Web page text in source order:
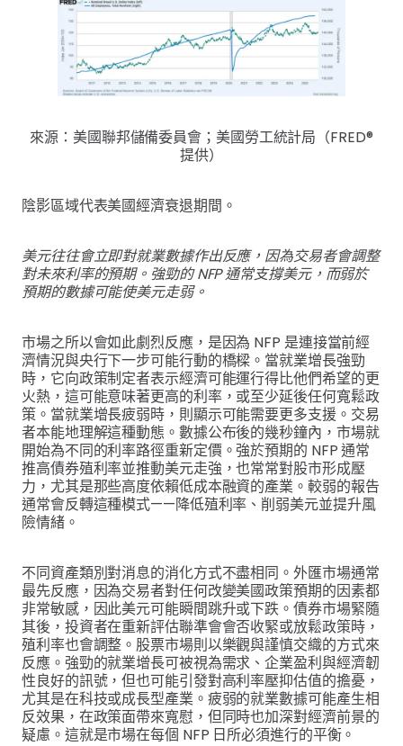
來源：美國聯邦儲備委員會；美國勞工統計局（FRED®
提供）
陰影區域代表美國經濟衰退期間。
美元往往會立即對就業數據作出反應，因為交易者會調整
對未來利率的預期。強勁的 NFP 通常支撐美元，而弱於
預期的數據可能使美元走弱。
市場之所以會如此劇烈反應，是因為 NFP 是連接當前經
濟情況與央行下一步可能行動的橋樑。當就業增長強勁
時，它向政策制定者表示經濟可能運行得比他們希望的更
火熱，這可能意味著更高的利率，或至少延後任何寬鬆政
策。當就業增長疲弱時，則顯示可能需要更多支援。交易
者本能地理解這種動態。數據公布後的幾秒鐘內，市場就
開始為不同的利率路徑重新定價。強於預期的 NFP 通常
推高債券殖利率並推動美元走強，也常常對股市形成壓
力，尤其是那些高度依賴低成本融資的產業。較弱的報告
通常會反轉這種模式——降低殖利率、削弱美元並提升風
險情緒。
不同資產類別對消息的消化方式不盡相同。外匯市場通常
最先反應，因為交易者對任何改變美國政策預期的因素都
非常敏感，因此美元可能瞬間跳升或下跌。債券市場緊隨
其後，投資者在重新評估聯準會會否收緊或放鬆政策時，
殖利率也會調整。股票市場則以樂觀與謹慎交織的方式來
反應。強勁的就業增長可被視為需求、企業盈利與經濟韌
性良好的訊號，但也可能引發對高利率壓抑估值的擔憂，
尤其是在科技或成長型產業。疲弱的就業數據可能產生相
反效果，在政策面帶來寬慰，但同時也加深對經濟前景的
疑慮。這就是市場在每個 NFP 日所必須進行的平衡。